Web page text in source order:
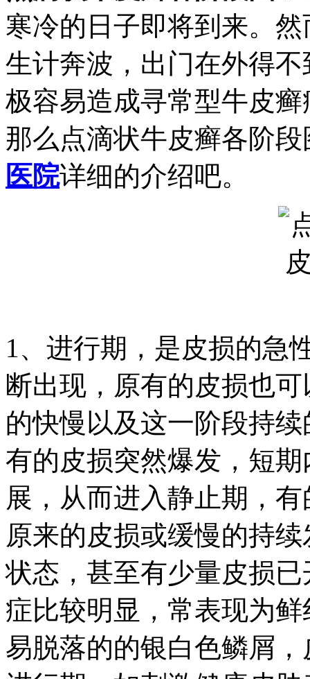
寒冷的日子即将到来。
生计奔波，出门在外得
极容易造成寻常型牛皮
那么点滴状牛皮癣各阶
医院详细的介绍吧。
1、进行期，是皮损的急
断出现，原有的皮损也
的快慢以及这一阶段持
有的皮损突然爆发，短
展，从而进入静止期，
原来的皮损或缓慢的持
状态，甚至有少量皮损
症比较明显，常表现为
易脱落的的银白色鳞屑